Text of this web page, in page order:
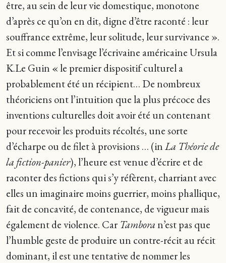
être, au sein de leur vie domestique, monotone
d’après ce qu’on en dit, digne d’être raconté : leur
souffrance extrême, leur solitude, leur survivance ».
Et si comme l’envisage l’écrivaine américaine Ursula
K.Le Guin « le premier dispositif culturel a
probablement été un récipient… De nombreux
théoriciens ont l’intuition que la plus précoce des
inventions culturelles doit avoir été un contenant
pour recevoir les produits récoltés, une sorte
d’écharpe ou de filet à provisions … (inLa Théorie de
la fiction-panier), l’heure est venue d’écrire et de
raconter des fictions qui s’y réfèrent, charriant avec
elles un imaginaire moins guerrier, moins phallique,
fait de concavité, de contenance, de vigueur mais
également de violence. Car Tamboran’est pas que
l’humble geste de produire un contre-récit au récit
dominant, il est une tentative de nommer les